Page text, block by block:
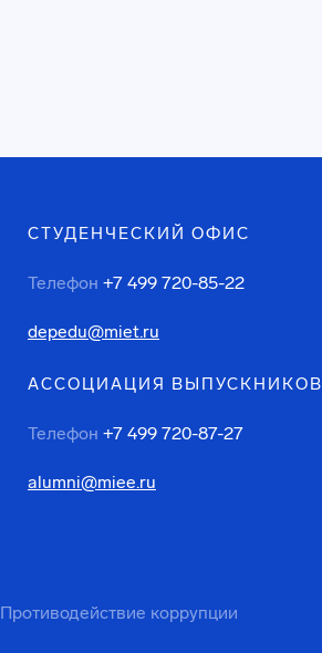
СТУДЕНЧЕСКИЙ ОФИС
Телефон +7 499 720-85-22
depedu@miet.ru
АССОЦИАЦИЯ ВЫПУСКНИКОВ
Телефон +7 499 720-87-27
alumni@miee.ru
Противодействие коррупции